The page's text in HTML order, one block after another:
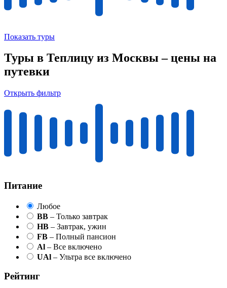
Показать туры
Туры в Теплицу из Москвы – цены на
путевки
Открыть фильтр
Питание
Любое
BB – Только завтрак
HB – Завтрак, ужин
FB – Полный пансион
Al – Все включено
UAl – Ультра все включено
Рейтинг